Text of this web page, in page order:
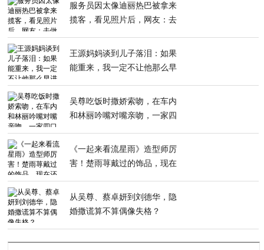
服务员因太像迪丽热巴被拿来
揽客，看见照片后，网友：去
王源妈妈谈到儿子落泪：如果
能重来，我一定不让他那么早
吴尊吃饭时撒娇索吻，在车内
和林丽吟嘴对嘴亲吻，一家四
《一起来看流星雨》造型师厉
害！楚雨荨戴过的饰品，现在
从吴尊、蔡卓妍到刘德华，隐
婚撒谎算不算偶像失格？